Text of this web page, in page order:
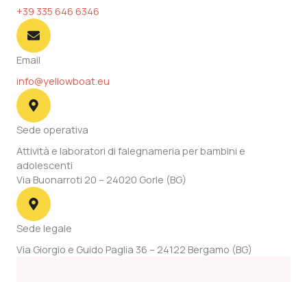
+39 335 646 6346
Email
info@yellowboat.eu
Sede operativa
Attività e laboratori di falegnameria per bambini e
adolescenti
Via Buonarroti 20 – 24020 Gorle (BG)
Sede legale
Via Giorgio e Guido Paglia 36 – 24122 Bergamo (BG)